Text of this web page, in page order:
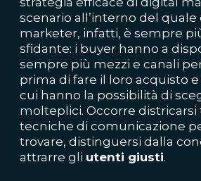
scenario all’interno del quale
marketer, infatti, è sempre
sfidante: i buyer hanno a
sempre più mezzi e canali
prima di fare il loro acquisto
cui hanno la possibilità di
molteplici. Occorre
tecniche di comunicazione
trovare, distinguersi dalla
attrarre gli utenti giusti.